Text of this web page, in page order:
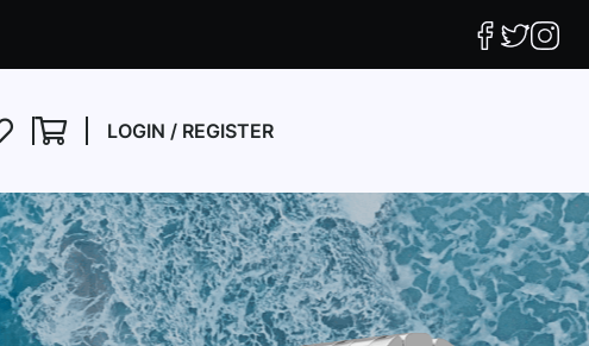
LOGIN / REGISTER